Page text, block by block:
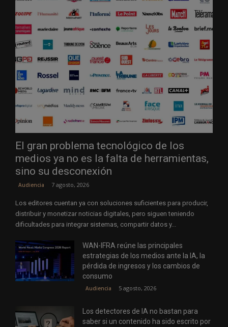
El gran problema tecnológico de los
medios ya no es la falta de herramientas,
sino su desconexión
Audiencia 7 agosto, 2026
Los editores cuentan ya con soluciones suficientes para producir,
distribuir y monetizar noticias digitales, pero siguen teniendo
dificultades para integrar sistemas, compartir datos y...
WAN-IFRA reúne las principales
estrategias de los medios ante la IA, la
pérdida de ingresos y los cambios de
consumo
Audiencia 5 agosto, 2026
Los detectores de IA no bastan para
saber si un contenido ha sido escrito por